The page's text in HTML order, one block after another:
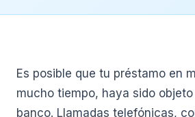
Es posible que tu préstamo en
mucho tiempo, haya sido objeto
banco. Llamadas telefónicas,